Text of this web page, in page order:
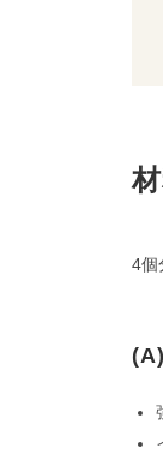
4個
(A)